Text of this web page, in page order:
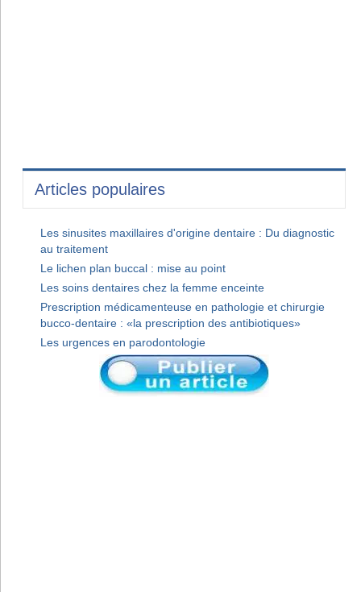
Articles populaires
Les sinusites maxillaires d'origine dentaire : Du diagnostic
au traitement
Le lichen plan buccal : mise au point
Les soins dentaires chez la femme enceinte
Prescription médicamenteuse en pathologie et chirurgie
bucco-dentaire : «la prescription des antibiotiques»
Les urgences en parodontologie